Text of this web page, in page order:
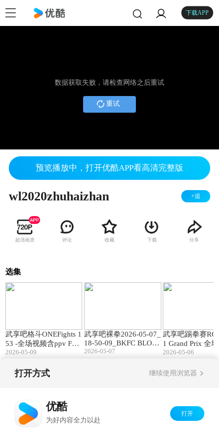
下载APP
数据获取失败，请检查网络之后重试
重试
预览播放中，打开优酷APP看高清完整版
wl2020zhuhaizhan +追
超清画质 评论 收藏 下载 分享
选集
武享吧格斗ONEFights 1
53 -全场视频含ppv Full
Match
2026-05-09
武享吧裸拳2026-05-07_
18-50-09_BKFC BLOO
D 4 BLOOD.全场
2026-05-07
武享吧踢拳赛
1 Grand Prix 全
2026-05-06
打开方式 继续使用浏览器
优酷
为好内容全力以赴
打开